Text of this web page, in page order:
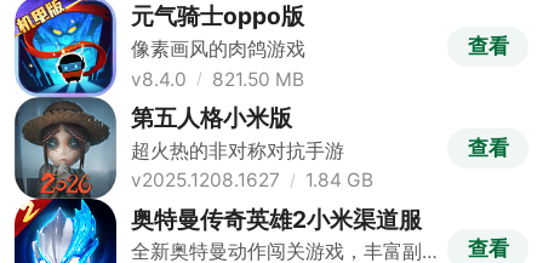
元气骑士oppo版
像素画风的肉鸽游戏
v8.4.0
821.50 MB
查看
第五人格小米版
超火热的非对称对抗手游
v2025.1208.1627
1.84 GB
查看
奥特曼传奇英雄2小米渠道服
全新奥特曼动作闯关游戏，丰富副
查看